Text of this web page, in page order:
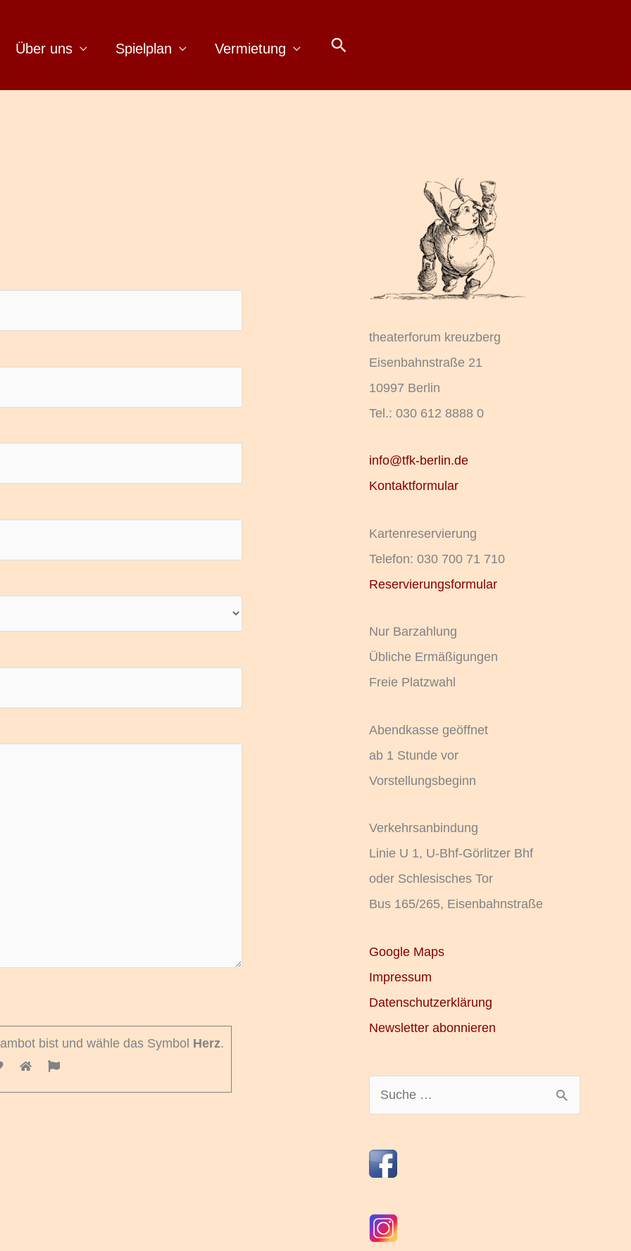
Über uns Spielplan Vermietung Suchen
bist und wähle das Symbol Herz.
theaterforum kreuzberg
Eisenbahnstraße 21
10997 Berlin
Tel.: 030 612 8888 0
info@tfk-berlin.de
Kontaktformular
Kartenreservierung
Telefon: 030 700 71 710
Reservierungsformular
Nur Barzahlung
Übliche Ermäßigungen
Freie Platzwahl
Abendkasse geöffnet
ab 1 Stunde vor
Vorstellungsbeginn
Verkehrsanbindung
Linie U 1, U-Bhf-Görlitzer Bhf
oder Schlesisches Tor
Bus 165/265, Eisenbahnstraße
Google Maps
Impressum
Datenschutzerklärung
Newsletter abonnieren
u
h
n
n